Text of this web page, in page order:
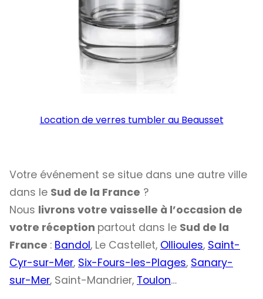
Location de verres tumbler au Beausset
Votre événement se situe dans une autre ville
dans le Sud de la France ?
Nous livrons votre vaisselle à l’occasion de
votre réception partout dans le Sud de la
France : Bandol, Le Castellet, Ollioules, Saint-
Cyr-sur-Mer, Six-Fours-les-Plages, Sanary-
sur-Mer, Saint-Mandrier, Toulon…